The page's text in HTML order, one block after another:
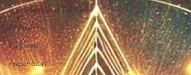
Iluminando el Camino
El Puente
La Llave
Ascención